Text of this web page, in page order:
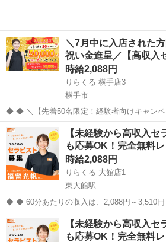
＼7月中に入店された
祝い金進呈／【高収入
時給2,088円
りらくる 横手店3
横手市
◆ ◆ ＼【先着50名限定！経験者向けキャンペーン実施中／ リラクゼ
ーション経験者限定！ 2026年7月1日以降に
回以上入店された先着50名の方へ、20,000円
東京都・...
秋田 セラピスト
【未経験から高収入
も応募OK！完全無料
時給2,088円
りらくる 大館店1
東大館駅
◆ ◆ 60分あたりの収入は、2,088円～3,510円！ セラピスト１人あた
りの施術数がコロナ禍前と比べて1.3倍に増
付けてしっかり稼ぐなら今がチャンス！ ★応募後の流れ★詳細欄もご
覧下さい...
秋田 東大館駅 セラピスト
【未経験から高収入
も応募OK！完全無料